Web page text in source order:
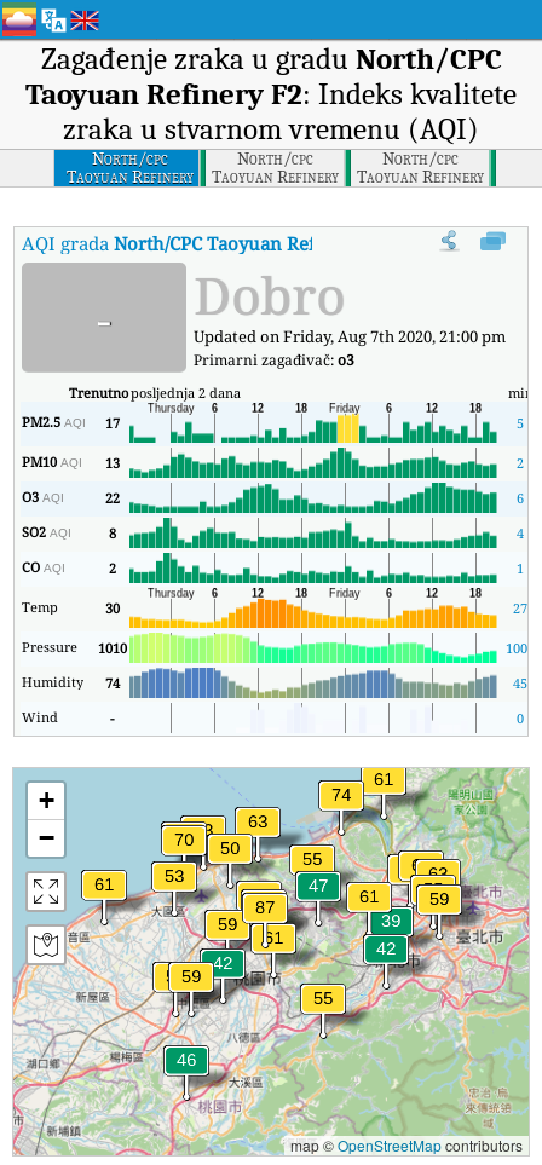
Zagađenje zraka u gradu North/CPC
Taoyuan Refinery F2: Indeks kvalitete
zraka u stvarnom vremenu (AQI)
North/cpc
Taoyuan Refinery
F2
North/cpc
Taoyuan Refinery
F3
North/cpc
Taoyuan Refinery
F1
AQI gradaNorth/CPC Taoyuan Refinery F2 North/CPC
- Dobro
Updated on Friday, Aug 7th 2020, 21:00 pm
Primarni zagađivač:o3
Trenutnoposljednja 2 dana min
PM2.5AQI 17 5
PM10AQI 13
2
O3AQI 22
6
SO2AQI 8
4
COAQI 2 1
Temp 30 27
Pressure 1010 1008
Humidity
74
45
Wind
- 0
+
−
map ©OpenStreetMapcontributors